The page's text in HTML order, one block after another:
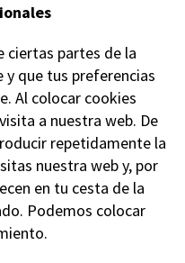
ciertas partes de la
que tus preferencias
Al colocar cookies
a nuestra web. De
repetidamente la
nuestra web y, por
en tu cesta de la
Podemos colocar